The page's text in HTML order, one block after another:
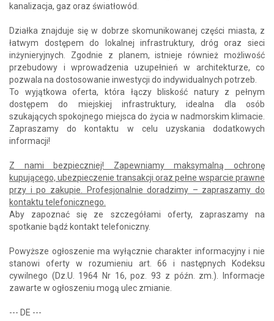
kanalizacja, gaz oraz światłowód.
Działka znajduje się w dobrze skomunikowanej części miasta, z
łatwym dostępem do lokalnej infrastruktury, dróg oraz sieci
inżynieryjnych. Zgodnie z planem, istnieje również możliwość
przebudowy i wprowadzenia uzupełnień w architekturze, co
pozwala na dostosowanie inwestycji do indywidualnych potrzeb.
To wyjątkowa oferta, która łączy bliskość natury z pełnym
dostępem do miejskiej infrastruktury, idealna dla osób
szukających spokojnego miejsca do życia w nadmorskim klimacie.
Zapraszamy do kontaktu w celu uzyskania dodatkowych
informacji!
Z nami bezpieczniej! Zapewniamy maksymalną ochronę
kupującego, ubezpieczenie transakcji oraz pełne wsparcie prawne
przy i po zakupie. Profesjonalnie doradzimy – zapraszamy do
kontaktu telefonicznego.
Aby zapoznać się ze szczegółami oferty, zapraszamy na
spotkanie bądź kontakt telefoniczny.
Powyższe ogłoszenie ma wyłącznie charakter informacyjny i nie
stanowi oferty w rozumieniu art. 66 i następnych Kodeksu
cywilnego (Dz.U. 1964 Nr 16, poz. 93 z późn. zm.). Informacje
zawarte w ogłoszeniu mogą ulec zmianie.
--- DE ---